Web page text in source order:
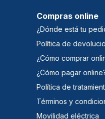
Compras online
¿Dónde está tu
Política de
¿Cómo comprar
¿Cómo pagar
Política de
Términos y
Movilidad eléctrica